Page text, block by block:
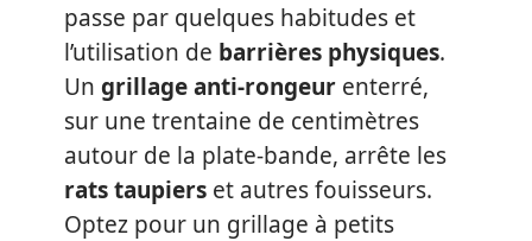
passe par quelques habitudes et
l’utilisation de barrières physiques.
Un grillage anti-rongeur enterré,
sur une trentaine de centimètres
autour de la plate-bande, arrête les
rats taupiers et autres fouisseurs.
Optez pour un grillage à petits